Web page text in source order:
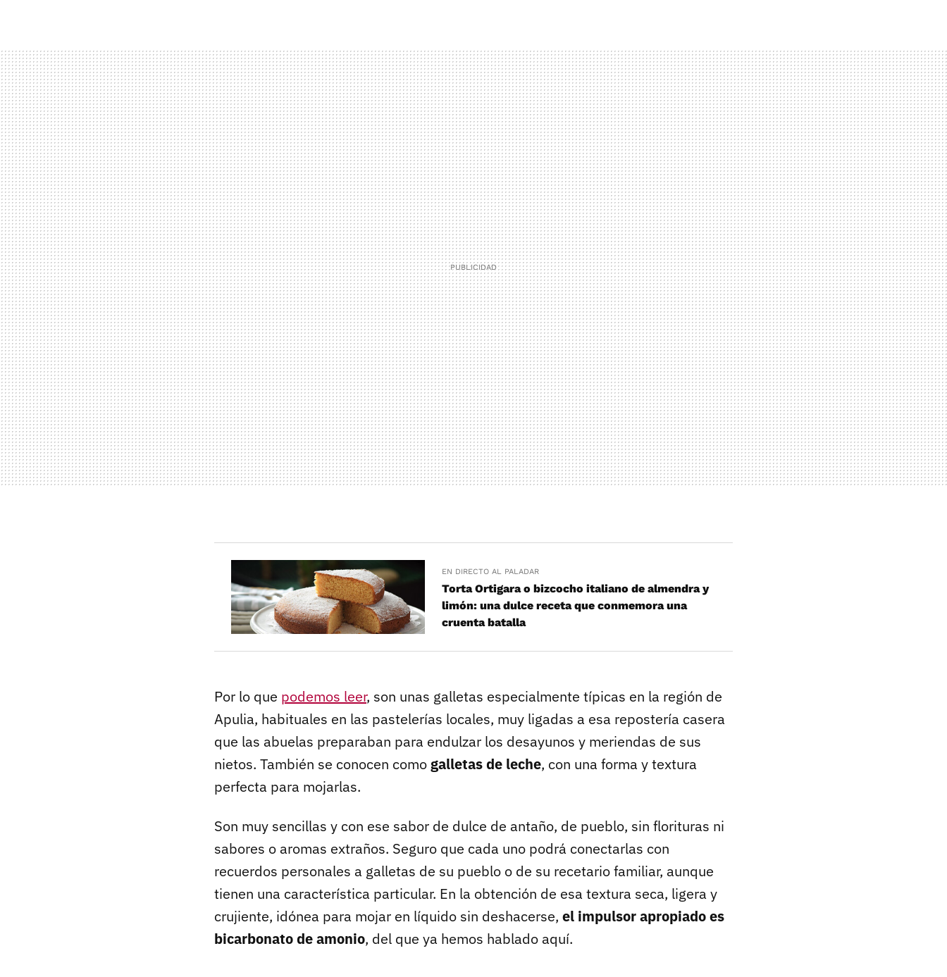
EN DIRECTO AL PALADAR
Torta Ortigara o bizcocho italiano de almendra y
limón: una dulce receta que conmemora una
cruenta batalla
Por lo que podemos leer, son unas galletas especialmente típicas en la región de
Apulia, habituales en las pastelerías locales, muy ligadas a esa repostería casera
que las abuelas preparaban para endulzar los desayunos y meriendas de sus
nietos. También se conocen como galletas de leche, con una forma y textura
perfecta para mojarlas.
Son muy sencillas y con ese sabor de dulce de antaño, de pueblo, sin florituras ni
sabores o aromas extraños. Seguro que cada uno podrá conectarlas con
recuerdos personales a galletas de su pueblo o de su recetario familiar, aunque
tienen una característica particular. En la obtención de esa textura seca, ligera y
crujiente, idónea para mojar en líquido sin deshacerse, el impulsor apropiado es
bicarbonato de amonio, del que ya hemos hablado aquí.